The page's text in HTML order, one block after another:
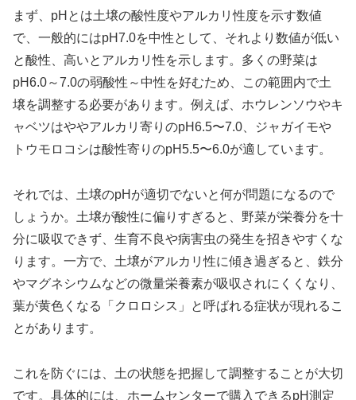
まず、pHとは土壌の酸性度やアルカリ性度を示す数値
で、一般的にはpH7.0を中性として、それより数値が低い
と酸性、高いとアルカリ性を示します。多くの野菜は
pH6.0～7.0の弱酸性～中性を好むため、この範囲内で土
壌を調整する必要があります。例えば、ホウレンソウやキ
ャベツはややアルカリ寄りのpH6.5〜7.0、ジャガイモや
トウモロコシは酸性寄りのpH5.5〜6.0が適しています。
それでは、土壌のpHが適切でないと何が問題になるので
しょうか。土壌が酸性に偏りすぎると、野菜が栄養分を十
分に吸収できず、生育不良や病害虫の発生を招きやすくな
ります。一方で、土壌がアルカリ性に傾き過ぎると、鉄分
やマグネシウムなどの微量栄養素が吸収されにくくなり、
葉が黄色くなる「クロロシス」と呼ばれる症状が現れるこ
とがあります。
これを防ぐには、土の状態を把握して調整することが大切
です。具体的には、ホームセンターで購入できるpH測定